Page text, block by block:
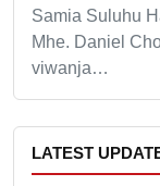
Samia Suluhu
Mhe. Daniel
viwanja…
LATEST